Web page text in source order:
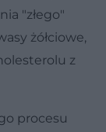
"złego"
żółciowe,
z
procesu